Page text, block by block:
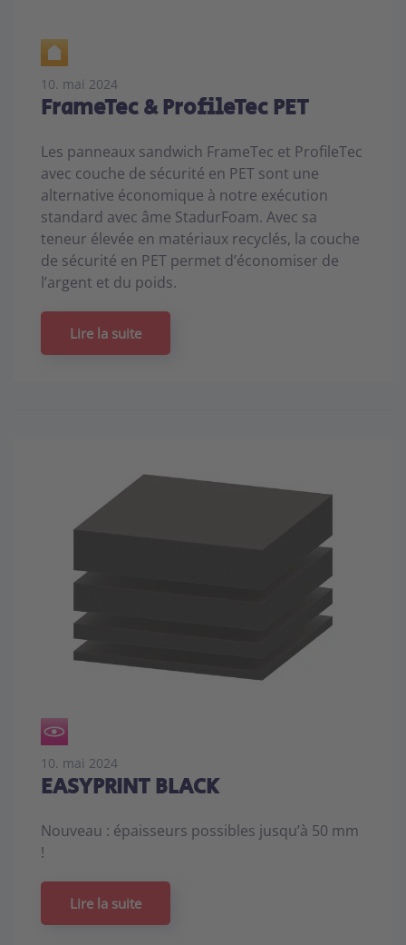
10. mai 2024
FrameTec & ProfileTec PET
Les panneaux sandwich FrameTec et ProfileTec
avec couche de sécurité en PET sont une
alternative économique à notre exécution
standard avec âme StadurFoam. Avec sa
teneur élevée en matériaux recyclés, la couche
de sécurité en PET permet d’économiser de
l’argent et du poids.
Lire la suite
10. mai 2024
EASYPRINT BLACK
Nouveau : épaisseurs possibles jusqu’à 50 mm
!
Lire la suite